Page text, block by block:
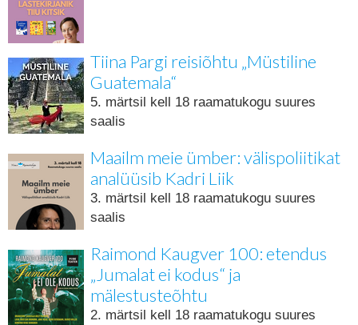
Tiina Pargi reisiõhtu „Müstiline
Guatemala“
5. märtsil kell 18 raamatukogu suures
saalis
Maailm meie ümber: välispoliitikat
analüüsib Kadri Liik
3. märtsil kell 18 raamatukogu suures
saalis
Raimond Kaugver 100: etendus
„Jumalat ei kodus“ ja
mälestusteõhtu
2. märtsil kell 18 raamatukogu suures